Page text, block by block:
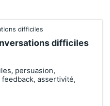
difficiles
persuasion,
assertivité,